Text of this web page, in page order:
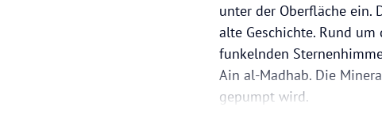
unter der Oberfläche ein.
alte Geschichte. Rund
funkelnden
Ain al-Madhab. Die
gepumpt wird.